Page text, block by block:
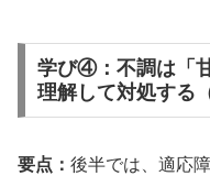
学び④：不調は「
理解して対処する
要点： 後半では、適応